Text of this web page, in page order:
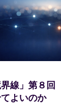
線」第８
よいのか